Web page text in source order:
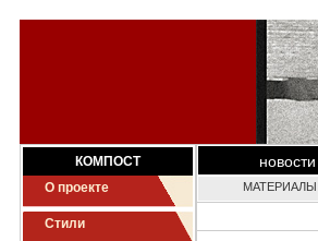
КОМПОСТ
О проекте
Стили
новости
МАТЕРИАЛЫ